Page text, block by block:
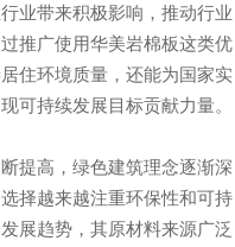
业带来积极影响，推动行业
推广使用华美岩棉板这类优
住环境质量，还能为国家实
现可持续发展目标贡献力量。
提高，绿色建筑理念逐渐深
择越来越注重环保性和可持
展趋势，其原材料来源广泛